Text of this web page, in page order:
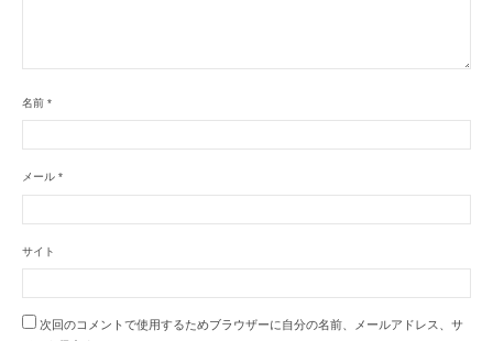
名前 *
メール *
サイト
次回のコメントで使用するためブラウザーに自分の名前、メールアドレス、サ